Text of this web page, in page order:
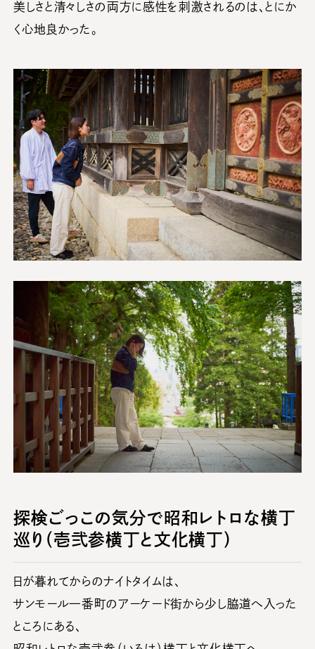
美しさと清々しさの両方に感性を刺激されるのは、とにか
く心地良かった。
探検ごっこの気分で昭和レトロな横丁
巡り（壱弐参横丁と文化横丁）
日が暮れてからのナイトタイムは、
サンモール一番町のアーケード街から少し脇道へ入った
ところにある、